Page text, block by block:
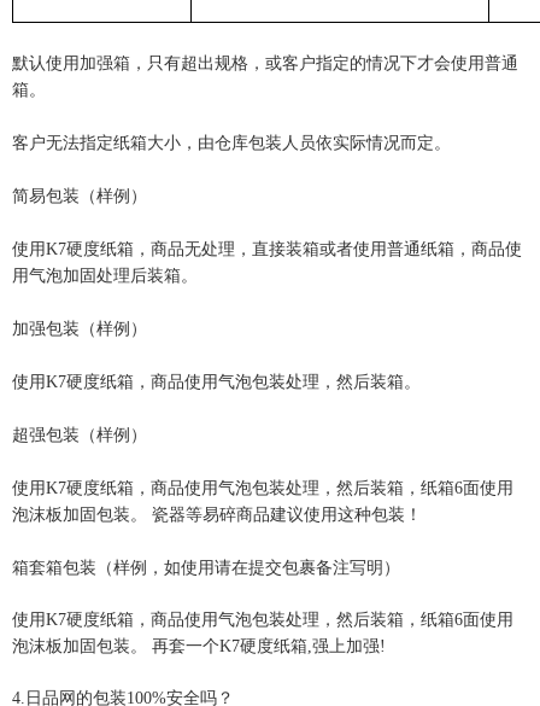
默认使用加强箱，只有超出规格，或客户指定的情况下才会使用普通
箱。
客户无法指定纸箱大小，由仓库包装人员依实际情况而定。
简易包装 （样例）
使用K7硬度纸箱，商品无处理，直接装箱或者使用普通纸箱，商品使
用气泡加固处理后装箱。
加强包装（样例）
使用K7硬度纸箱，商品使用气泡包装处理，然后装箱。
超强包装（样例）
使用K7硬度纸箱，商品使用气泡包装处理，然后装箱，纸箱6面使用
泡沫板加固包装。 瓷器等易碎商品建议使用这种包装！
箱套箱包装（样例，如使用请在提交包裹备注写明）
使用K7硬度纸箱，商品使用气泡包装处理，然后装箱，纸箱6面使用
泡沫板加固包装。 再套一个K7硬度纸箱,强上加强!
4.日品 网的包装100%安全吗？